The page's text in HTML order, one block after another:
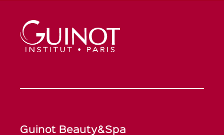
Guinot Beauty&Spa